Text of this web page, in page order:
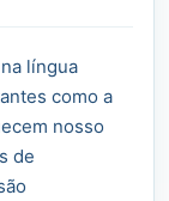
língua
como a
nosso
de